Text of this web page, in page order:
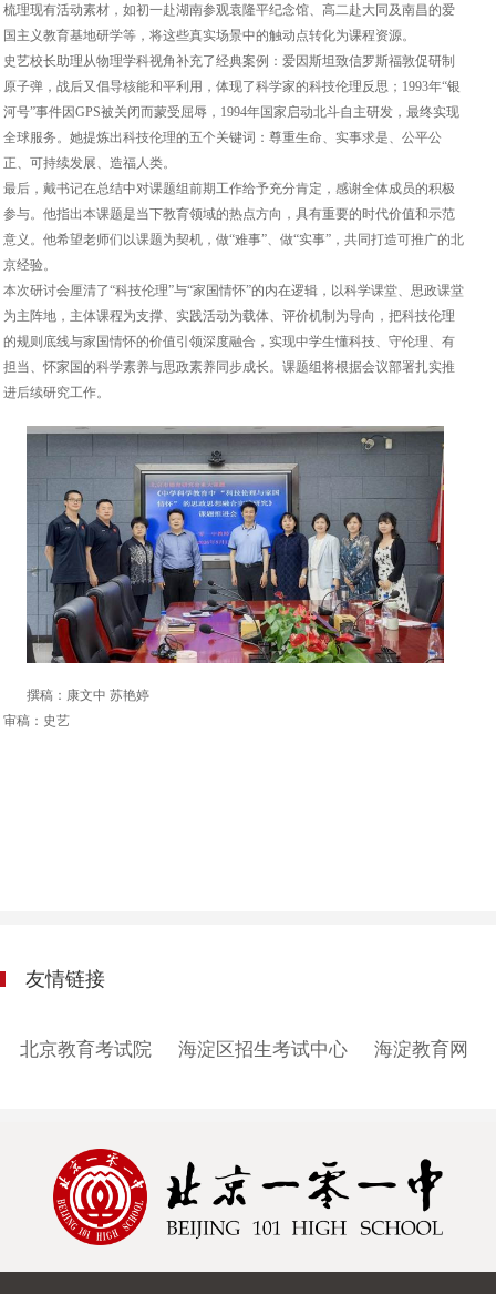
梳理现有活动素材，如初一赴湖南参观袁隆平纪念馆、高二赴大同及南昌的爱
国主义教育基地研学等，将这些真实场景中的触动点转化为课程资源。
史艺校长助理从物理学科视角补充了经典案例：爱因斯坦致信罗斯福敦促研制
原子弹，战后又倡导核能和平利用，体现了科学家的科技伦理反思；1993年“银
河号”事件因GPS被关闭而蒙受屈辱，1994年国家启动北斗自主研发，最终实现
全球服务。她提炼出科技伦理的五个关键词：尊重生命、实事求是、公平公
正、可持续发展、造福人类。
最后，戴书记在总结中对课题组前期工作给予充分肯定，感谢全体成员的积极
参与。他指出本课题是当下教育领域的热点方向，具有重要的时代价值和示范
意义。他希望老师们以课题为契机，做“难事”、做“实事”，共同打造可推广的北
京经验。
本次研讨会厘清了“科技伦理”与“家国情怀”的内在逻辑，以科学课堂、思政课堂
为主阵地，主体课程为支撑、实践活动为载体、评价机制为导向，把科技伦理
的规则底线与家国情怀的价值引领深度融合，实现中学生懂科技、守伦理、有
担当、怀家国的科学素养与思政素养同步成长。课题组将根据会议部署扎实推
进后续研究工作。
撰稿：康文中 苏艳婷
审稿：史艺
友情链接
北京教育考试院 海淀区招生考试中心 海淀教育网